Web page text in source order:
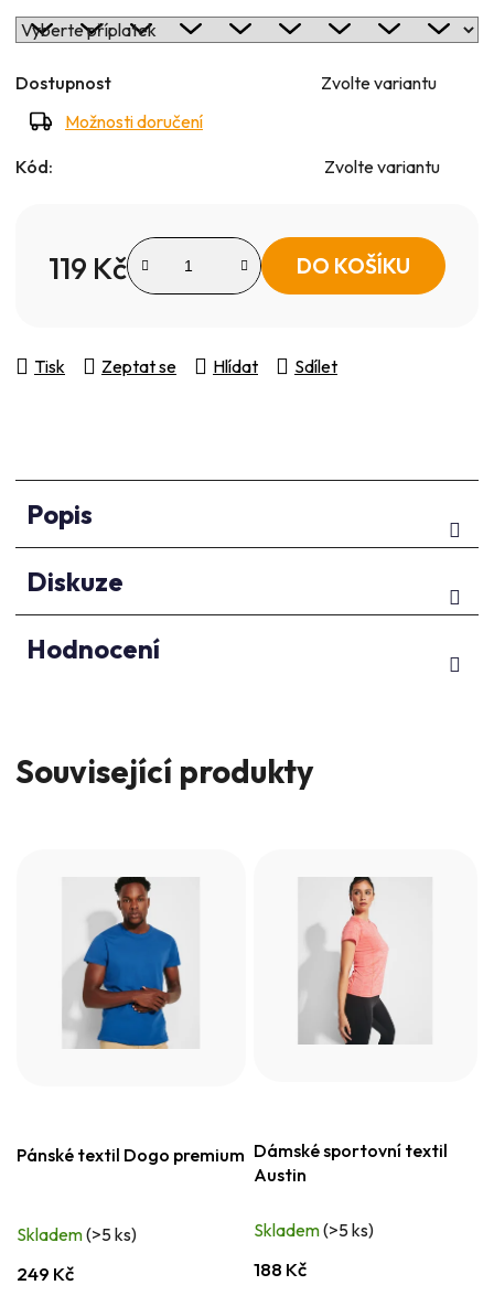
Dostupnost
Zvolte variantu
Možnosti doručení
Kód: Zvolte variantu
119 Kč DO KOŠÍKU
Tisk Zeptat se Hlídat Sdílet
Popis
Diskuze
Hodnocení
Související produkty
Pánské textil Dogo premium
Skladem(>5 ks)
249 Kč
Dámské sportovní textil
Austin
Skladem(>5 ks)
188 Kč